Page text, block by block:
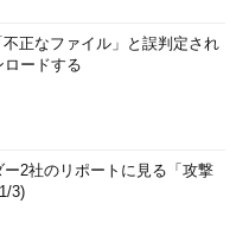
正なファイル」と誤判定され
ロードする
2社のリポートに見る「攻撃
3)